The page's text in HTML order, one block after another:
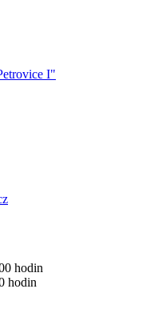
I"
hodin
hodin